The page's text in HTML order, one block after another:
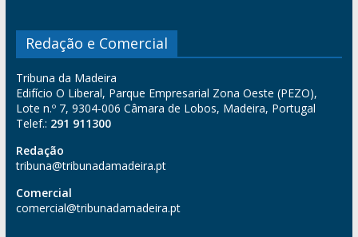
Redação e Comercial
Tribuna da Madeira
Edifício O Liberal, Parque Empresarial Zona Oeste (PEZO),
Lote n.º 7, 9304-006 Câmara de Lobos, Madeira, Portugal
Telef.: 291 911300
Redação
tribuna@tribunadamadeira.pt
Comercial
comercial@tribunadamadeira.pt